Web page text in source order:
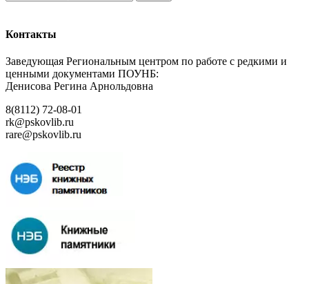
Контакты
Заведующая Региональным центром по работе с редкими и
ценными документами ПОУНБ:
Денисова Регина Арнольдовна
8(8112) 72-08-01
rk@pskovlib.ru
rare@pskovlib.ru